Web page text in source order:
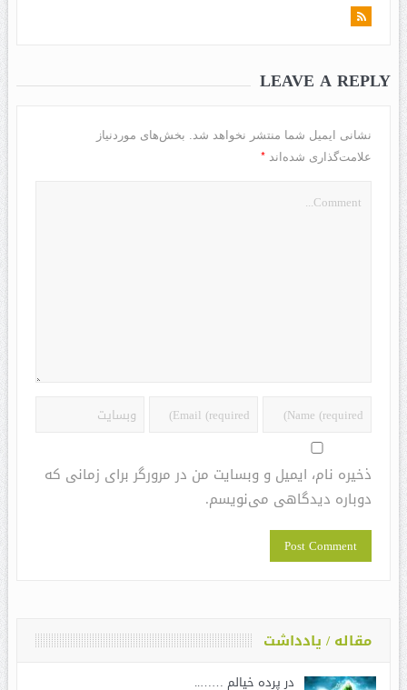
LEAVE A REPLY
نشانی ایمیل شما منتشر نخواهد شد. بخش‌های موردنیاز
علامت‌گذاری شده‌اند *
ذخیره نام، ایمیل و وبسایت من در مرورگر برای زمانی که
دوباره دیدگاهی می‌نویسم.
مقاله / یادداشت
در پرده خیالم ……..